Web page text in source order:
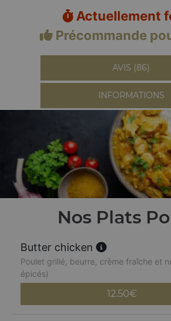
Actuellement
Précommande
AVIS (86)
INFORMATIONS
Nos Plats
Butter chicken
Poulet grillé, beurre, crème fraîche et
épicés)
12.50€